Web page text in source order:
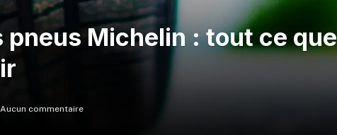
pneus Michelin : tout ce que
Aucun commentaire